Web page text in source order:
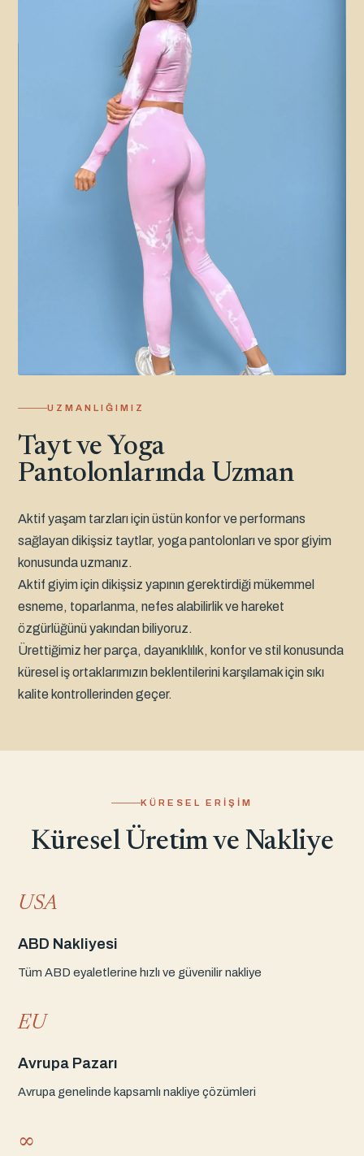
UZMANLIĞIMIZ
Tayt ve Yoga
Pantolonlarında Uzman
Aktif yaşam tarzları için üstün konfor ve performans
sağlayan dikişsiz taytlar, yoga pantolonları ve spor giyim
konusunda uzmanız.
Aktif giyim için dikişsiz yapının gerektirdiği mükemmel
esneme, toparlanma, nefes alabilirlik ve hareket
özgürlüğünü yakından biliyoruz.
Ürettiğimiz her parça, dayanıklılık, konfor ve stil konusunda
küresel iş ortaklarımızın beklentilerini karşılamak için sıkı
kalite kontrollerinden geçer.
KÜRESEL ERIŞIM
Küresel Üretim ve Nakliye
USA
ABD Nakliyesi
Tüm ABD eyaletlerine hızlı ve güvenilir nakliye
EU
Avrupa Pazarı
Avrupa genelinde kapsamlı nakliye çözümleri
∞